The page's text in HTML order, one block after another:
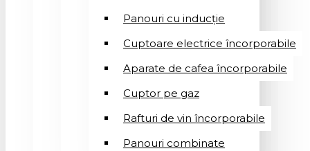
Panouri cu inducție
Cuptoare electrice încorporabile
Aparate de cafea încorporabile
Cuptor pe gaz
Rafturi de vin încorporabile
Panouri combinate